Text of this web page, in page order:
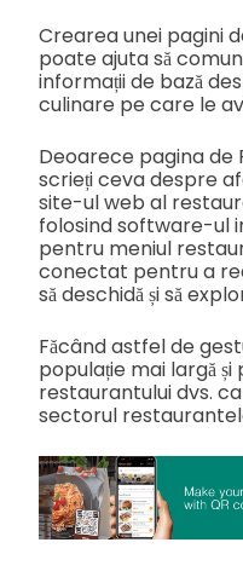
Crearea unei pagini
poate ajuta să
informații de bază
culinare pe care le
Deoarece pagina de
scrieți ceva despre
site-ul web al
folosind software-ul
pentru meniul
conectat pentru a
să deschidă și să
Făcând astfel de
populație mai largă
restaurantului dvs.
sectorul